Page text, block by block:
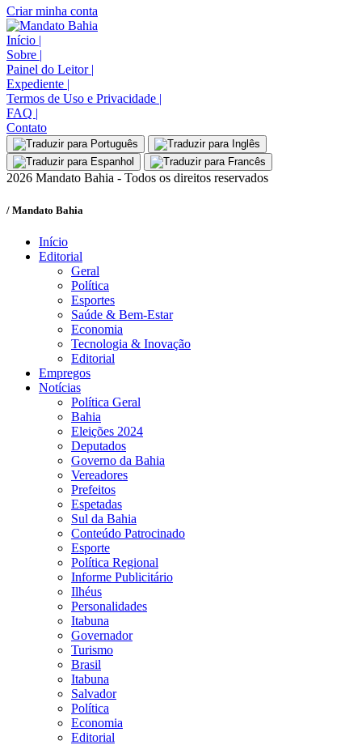
Criar minha conta
Início |
Sobre |
Painel do Leitor |
Expediente |
Termos de Uso e Privacidade |
FAQ |
Contato
2026 Mandato Bahia - Todos os direitos reservados
/ Mandato Bahia
Início
Editorial
Geral
Política
Esportes
Saúde & Bem-Estar
Economia
Tecnologia & Inovação
Editorial
Empregos
Notícias
Política Geral
Bahia
Eleições 2024
Deputados
Governo da Bahia
Vereadores
Prefeitos
Espetadas
Sul da Bahia
Conteúdo Patrocinado
Esporte
Política Regional
Informe Publicitário
Ilhéus
Personalidades
Itabuna
Governador
Turismo
Brasil
Itabuna
Salvador
Política
Economia
Editorial